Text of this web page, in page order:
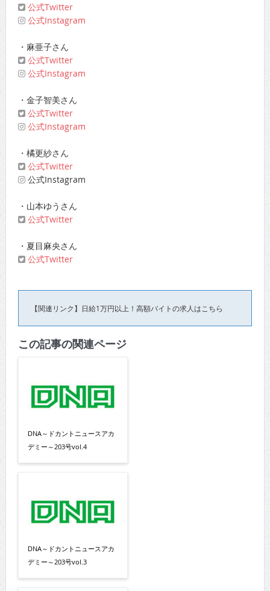
公式Twitter
公式Instagram
・麻亜子さん
公式Twitter
公式Instagram
・金子智美さん
公式Twitter
公式Instagram
・橘更紗さん
公式Twitter
公式Instagram
・山本ゆうさん
公式Twitter
・夏目麻央さん
公式Twitter
【関連リンク】日給1万円以上！高額バイトの求人はこちら
この記事の関連ページ
DNA～ドカントニュースアカ
デミー～203号vol.4
DNA～ドカントニュースアカ
デミー～203号vol.3